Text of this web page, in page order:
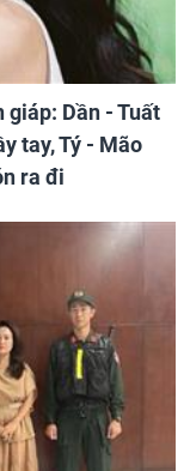
Dần - Tuất
tay, Tý - Mão
ra đi